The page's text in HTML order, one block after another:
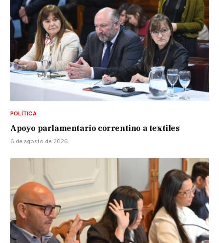
POLÍTICA
Apoyo parlamentario correntino a textiles
6 de agosto de 2026